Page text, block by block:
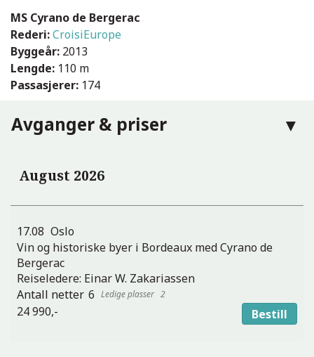
MS Cyrano de Bergerac
Rederi:CroisiEurope
Byggeår: 2013
Lengde: 110 m
Passasjerer: 174
Avganger & priser
August 2026
17.08 Oslo
Vin og historiske byer i Bordeaux med Cyrano de
Bergerac
Reiseledere: Einar W. Zakariassen
6
2
24 990,- Bestill